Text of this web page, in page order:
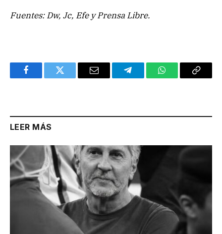
Fuentes: Dw, Jc, Efe y Prensa Libre.
FacebookTwitter Email TelegramWhatsAppCopy
LEER MÁS